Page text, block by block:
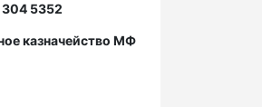
304 5352
казначейство МФ